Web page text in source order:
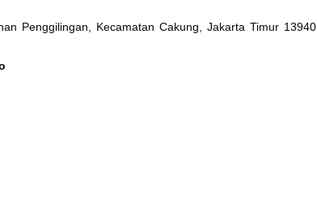
Penggilingan, Kecamatan Cakung, Jakarta Timur 13940